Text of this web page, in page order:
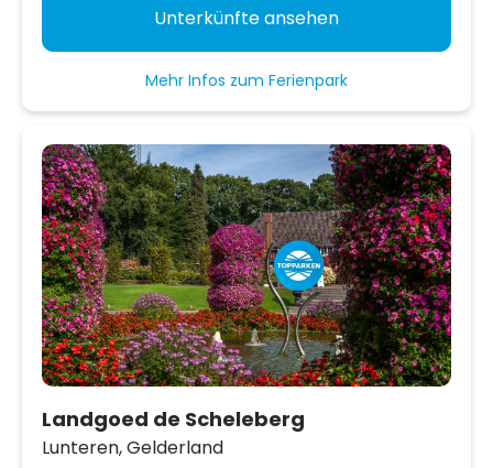
Unterkünfte ansehen
Mehr Infos zum Ferienpark
Landgoed de Scheleberg
Lunteren,Gelderland